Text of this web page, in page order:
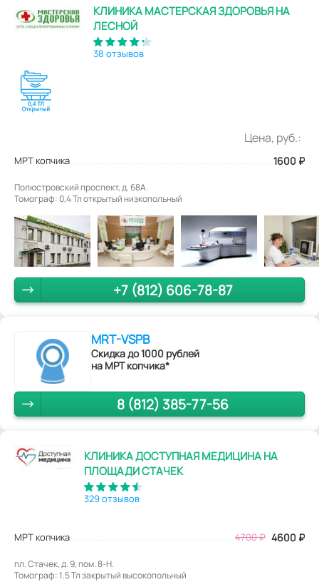
КЛИНИКА МАСТЕРСКАЯ ЗДОРОВЬЯ НА
ЛЕСНОЙ
38 отзывов
Цена, руб.:
МРТ копчика 1600 ₽
Полюстровский проспект, д. 68А.
Томограф: 0,4 Тл открытый низкопольный
+7 (812) 606-78-87
MRT-VSPB
Скидка до 1000 рублей
на МРТ копчика*
8 (812) 385-77-56
КЛИНИКА ДОСТУПНАЯ МЕДИЦИНА НА
ПЛОЩАДИ СТАЧЕК
329 отзывов
МРТ копчика 4700₽ 4600 ₽
пл. Стачек, д. 9, пом. 8-Н.
Томограф: 1.5 Тл закрытый высокопольный